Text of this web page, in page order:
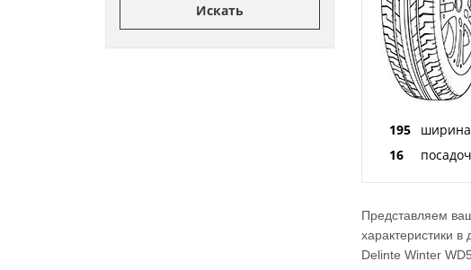
Искать
195
16
Представляем
характеристики
Delinte Winter